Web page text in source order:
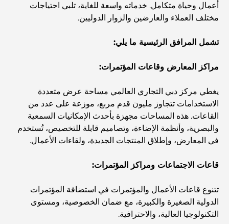
اكتشف ممشى نخلة جميرا: جولة بين الفخامة والإطلالات الخلابة
أفضل المناطق للسكن في دبي مع العائلة: اكتشف أفضل
الخيارات
فنادق الخمس نجوم في دبي: فخامة لا مثيل لها لكل مسافر
أفضل أماكن الإفطار في دبي: أفضل 7 أماكن لا تُضاهى لتجربة
إفطار رمضاني لا يُنسى
أعمال وحياة متكامل. خدماته واسعة للغاية، تلبي احتياجات
مختلف العملاء والعارضين والزوار الدوليين.
تشمل المرافق الرئيسية ما يلي:
مراكز المعارض وقاعات المؤتمرات:
يغطي مركز دبي التجاري العالمي مساحة عرض متعددة
الاستخدامات تتجاوز مليون قدم مربع، موزعة على عدد من
القاعات. هذه المساحات مجهزة بأحدث الإمكانيات السمعية
والبصرية، وأنظمة الإضاءة، وتصاميم قابلة للتخصيص، تُستخدم
في المعارض، وإطلاق المنتجات الجديدة، ولقاءات الأعمال.
قاعات الاجتماعات ومراكز المؤتمرات:
تتنوع قاعات الأعمال والمؤتمرات في استضافة المؤتمرات
الدولية الصغيرة والكبيرة، مع ضمان الخصوصية، ومستوى
التكنولوجيا العالية، والاحترافية.